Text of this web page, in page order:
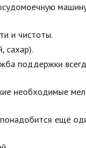
и чистоты.
сахар).
поддержки
необходимые
ещё